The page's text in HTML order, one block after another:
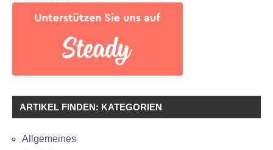
ARTIKEL FINDEN: KATEGORIEN
Allgemeines